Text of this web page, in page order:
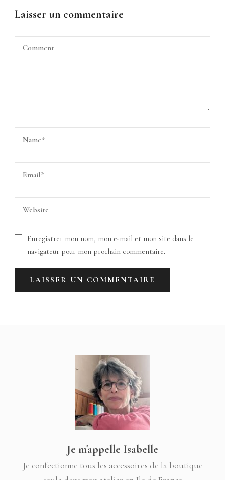
Laisser un commentaire
Enregistrer mon nom, mon e-mail et mon site dans le
navigateur pour mon prochain commentaire.
Je m'appelle Isabelle
Je confectionne tous les accessoires de la boutique